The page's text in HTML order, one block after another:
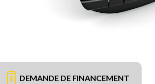
DEMANDE DE FINANCEMENT